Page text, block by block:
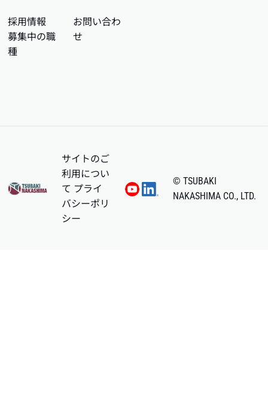
採用情報
募集中の職
種
お問い合わ
せ
サイトのご
利用につい
て プライ
バシーポリ
シー
© TSUBAKI
NAKASHIMA CO., LTD.